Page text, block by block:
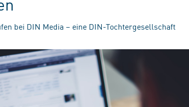
bei DIN Media – eine DIN-Tochtergesellschaft